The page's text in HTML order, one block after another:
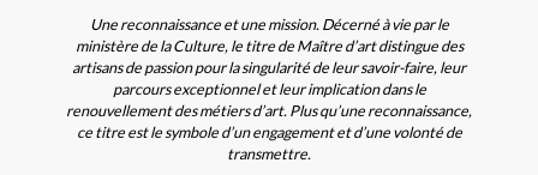
Une reconnaissance et une mission. Décerné à vie par le
ministère de la Culture, le titre de Maître d’art distingue des
artisans de passion pour la singularité de leur savoir-faire, leur
parcours exceptionnel et leur implication dans le
renouvellement des métiers d’art. Plus qu’une reconnaissance,
ce titre est le symbole d’un engagement et d’une volonté de
transmettre.